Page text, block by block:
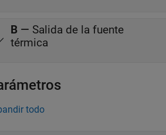
B — Salida de la fuente
térmica
todo